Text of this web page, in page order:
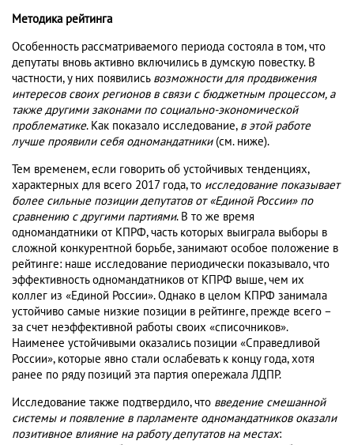
Методика рейтинга
Особенность рассматриваемого периода состояла в том, что
депутаты вновь активно включились в думскую повестку. В
частности, у них появились возможности для продвижения
интересов своих регионов в связи с бюджетным процессом, а
также другими законами по социально-экономической
проблематике. Как показало исследование, в этой работе
лучше проявили себя одномандатники(см. ниже).
Тем временем, если говорить об устойчивых тенденциях,
характерных для всего 2017 года, то исследование показывает
более сильные позиции депутатов от «Единой России» по
сравнению с другими партиями. В то же время
одномандатники от КПРФ, часть которых выиграла выборы в
сложной конкурентной борьбе, занимают особое положение в
рейтинге: наше исследование периодически показывало, что
эффективность одномандатников от КПРФ выше, чем их
коллег из «Единой России». Однако в целом КПРФ занимала
устойчиво самые низкие позиции в рейтинге, прежде всего –
за счет неэффективной работы своих «списочников».
Наименее устойчивыми оказались позиции «Справедливой
России», которые явно стали ослабевать к концу года, хотя
ранее по ряду позиций эта партия опережала ЛДПР.
Исследование также подтвердило, что введение смешанной
системы и появление в парламенте одномандатников оказали
позитивное влияние на работу депутатов на местах: